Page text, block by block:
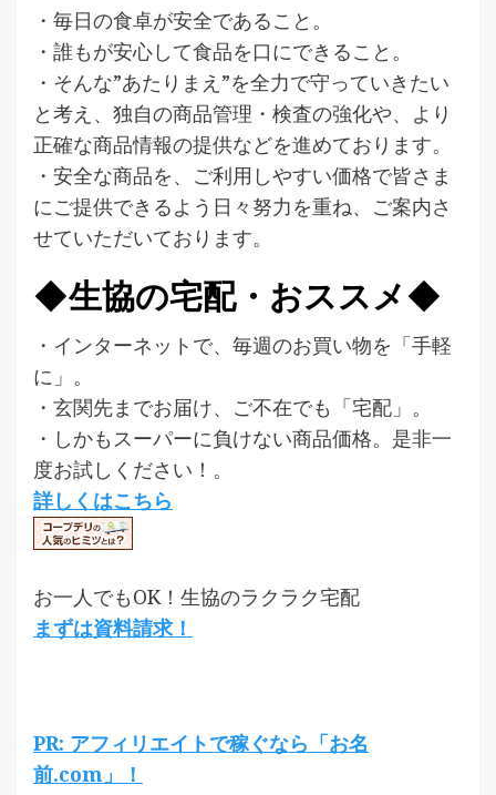
・毎日の食卓が安全であること。
・誰もが安心して食品を口にできること。
・そんな”あたりまえ”を全力で守っていきたい
と考え、独自の商品管理・検査の強化や、より
正確な商品情報の提供などを進めております。
・安全な商品を、ご利用しやすい価格で皆さま
にご提供できるよう日々努力を重ね、ご案内さ
せていただいております。
◆生協の宅配・おススメ◆
・インターネットで、毎週のお買い物を「手軽
に」。
・玄関先までお届け、ご不在でも「宅配」。
・しかもスーパーに負けない商品価格。是非一
度お試しください！。
詳しくはこちら
お一人でもOK！生協のラクラク宅配
まずは資料請求！
PR: アフィリエイトで稼ぐなら「お名
前.com」！